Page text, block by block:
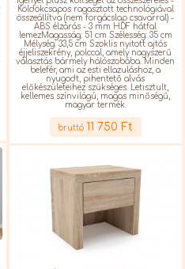
Köldökcsapos ragasztott technológiával
összeállítva (nem forgácslap csavarral) -
ABS élzárás - 3 mm HDF hátfal
lemezMagasság: 51 cm Szélesség: 35 cm
Mélység: 33,5 cm Szoklis nyitott ajtós
éjjeliszekrény, polccal, amely nagyszerű
választás bármely hálószobába. Minden
belefér, ami az esti ellazuláshoz, a
nyugodt, pihentető alvás
előkészületeihez szükséges. Letisztult,
kellemes színvilágú, magas minőségű,
magyar termék.
Részletek
bruttó 11 750 Ft